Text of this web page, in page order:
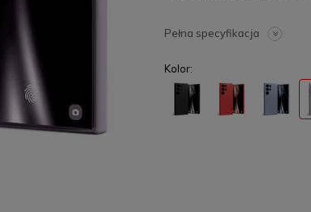
Pełna specyfikacja
Kolor: